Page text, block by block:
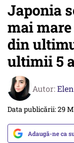
Japonia
mai
din
ultimii 5
Autor:
Data publicării: 29
Adaugă-ne ca